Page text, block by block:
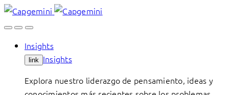
Skip
to
Insights
link Insights
Explora nuestro liderazgo de pensamiento, ideas y